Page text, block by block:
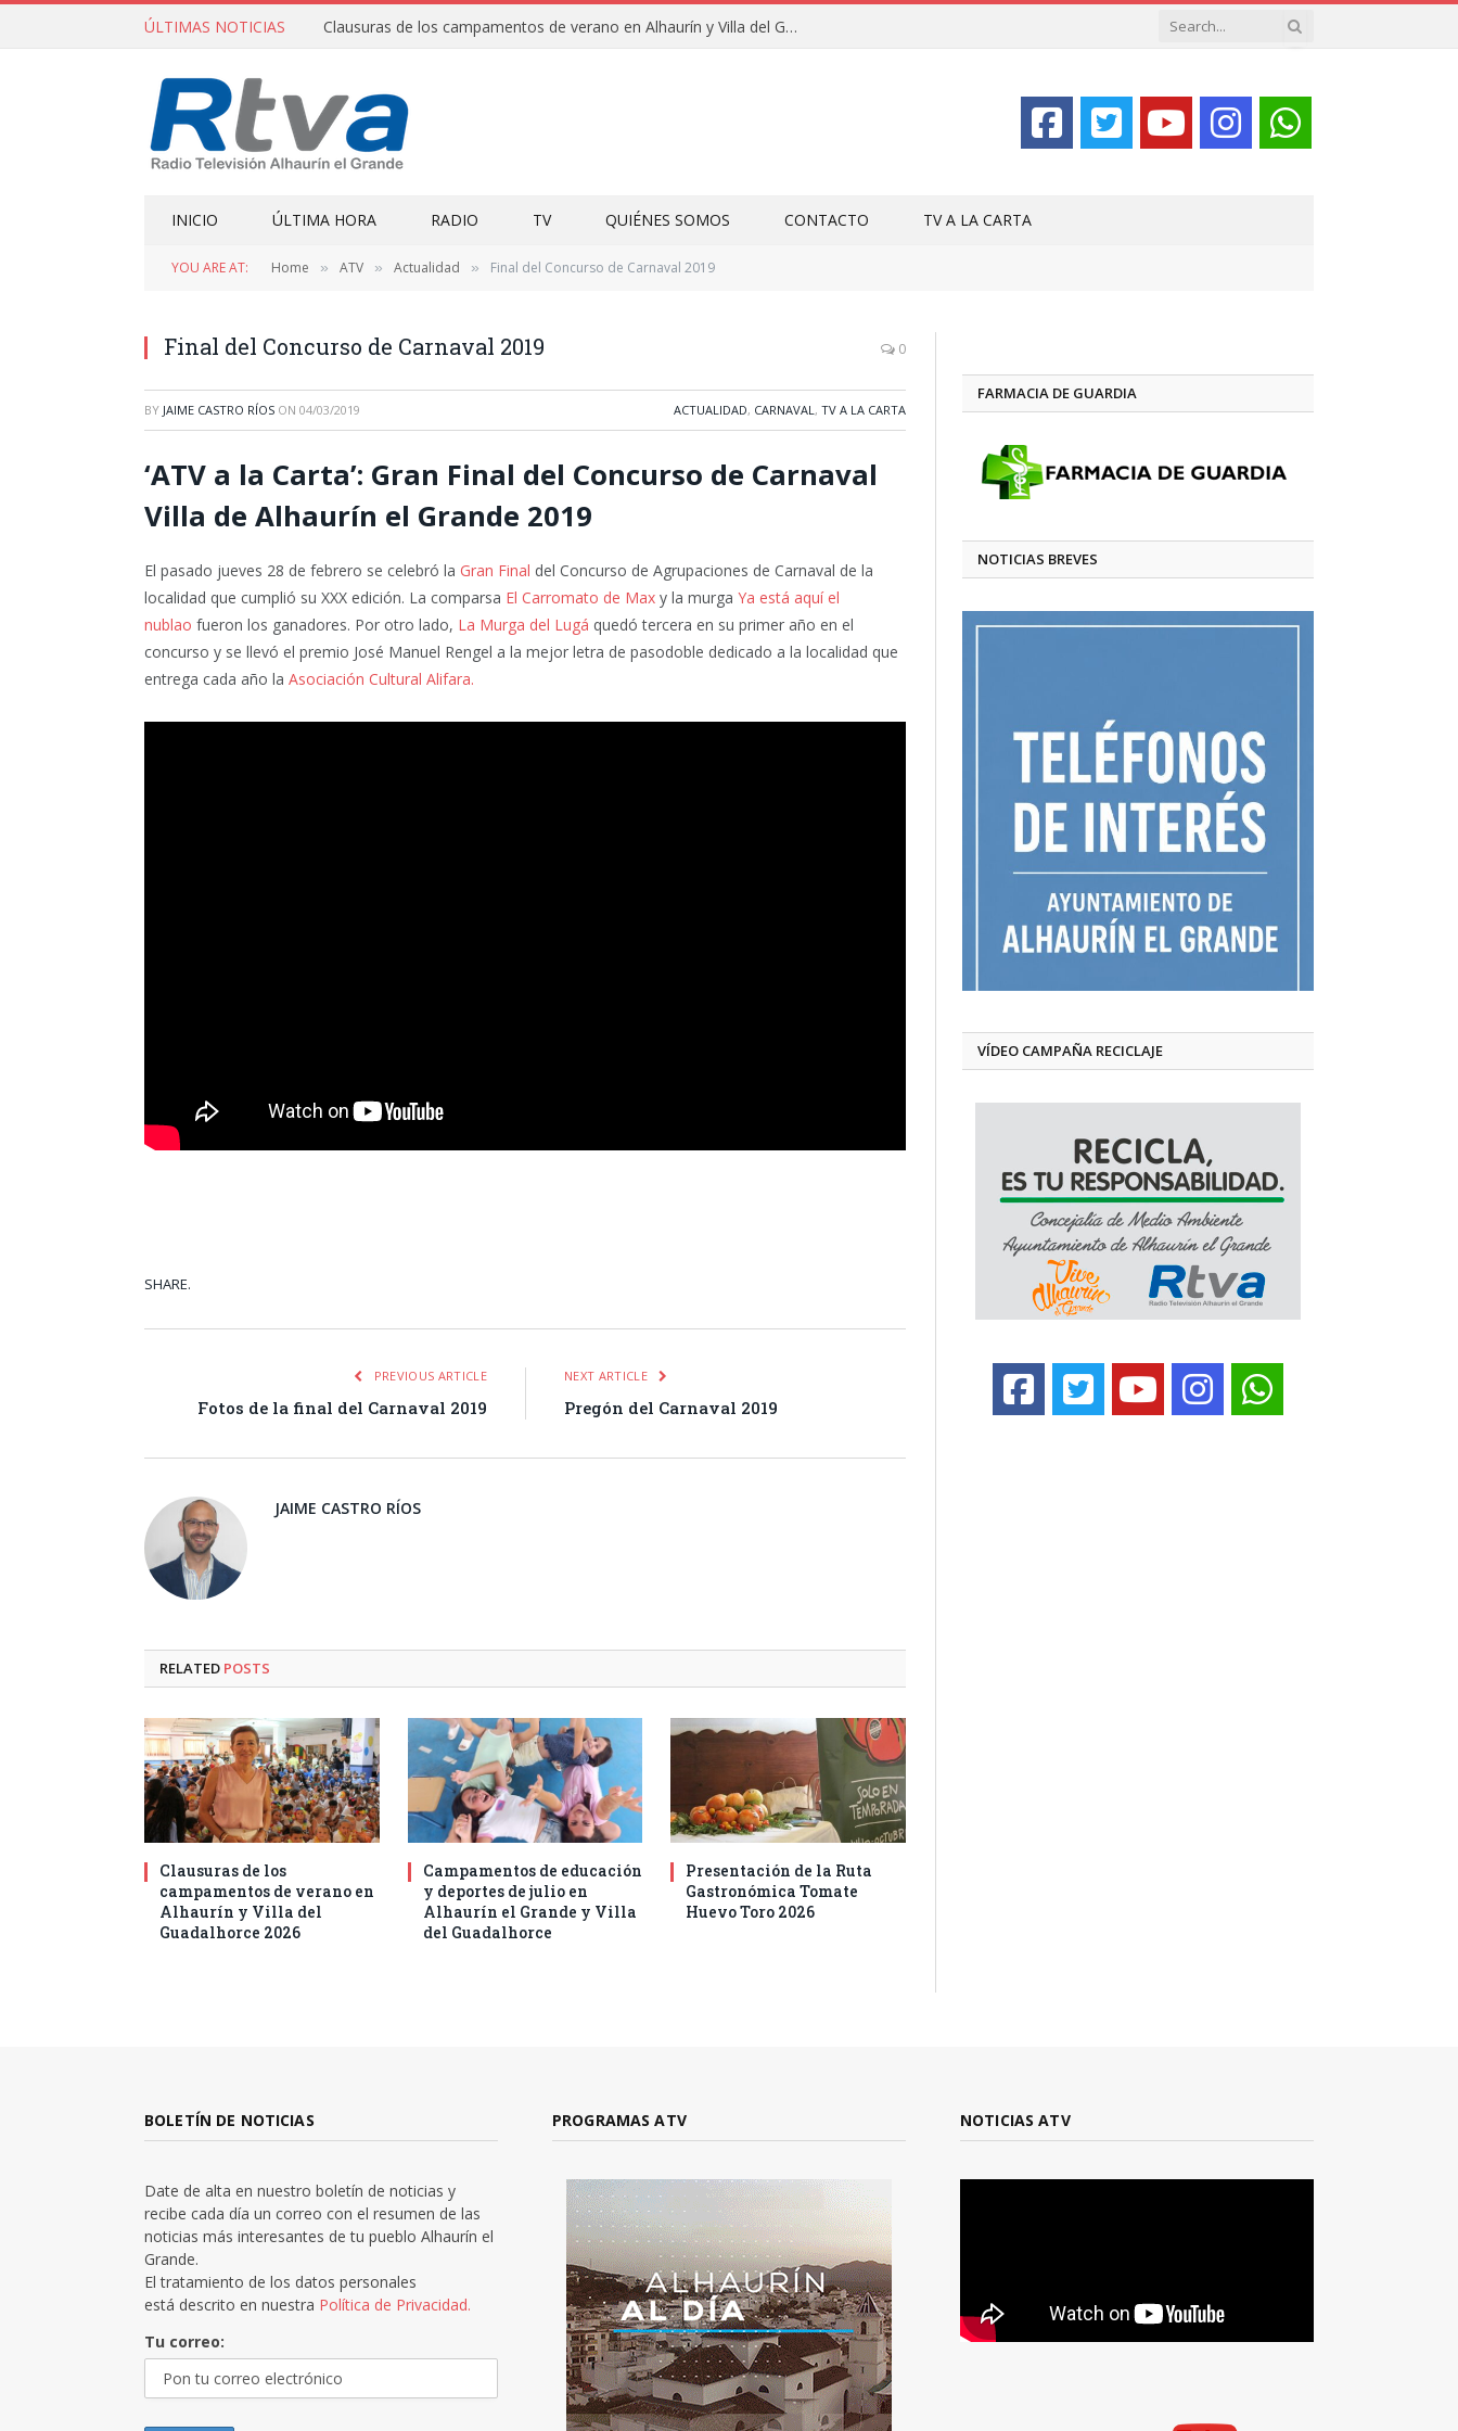
ÚLTIMAS NOTICIAS Clausuras de los campamentos de verano en Alhaurín y Villa del Guadalhorce 2026
INICIO ÚLTIMA HORA RADIO TV QUIÉNES SOMOS CONTACTO TV A LA CARTA
YOU ARE AT: Home » ATV » Actualidad » Final del Concurso de Carnaval 2019
Final del Concurso de Carnaval 2019 0
BY JAIME CASTRO RÍOS ON 04/03/2019 ACTUALIDAD, CARNAVAL, TV A LA CARTA
‘ATV a la Carta’: Gran Final del Concurso de Carnaval
Villa de Alhaurín el Grande 2019
El pasado jueves 28 de febrero se celebró la Gran Final del Concurso de Agrupaciones de Carnaval de la
localidad que cumplió su XXX edición. La comparsa El Carromato de Max y la murga Ya está aquí el
nublao fueron los ganadores. Por otro lado, La Murga del Lugá quedó tercera en su primer año en el
concurso y se llevó el premio José Manuel Rengel a la mejor letra de pasodoble dedicado a la localidad que
entrega cada año la Asociación Cultural Alifara.
SHARE.
PREVIOUS ARTICLE
Fotos de la final del Carnaval 2019
NEXT ARTICLE
Pregón del Carnaval 2019
JAIME CASTRO RÍOS
RELATED POSTS
Clausuras de los
campamentos de verano en
Alhaurín y Villa del
Guadalhorce 2026
Campamentos de educación
y deportes de julio en
Alhaurín el Grande y Villa
del Guadalhorce
Presentación de la Ruta
Gastronómica Tomate
Huevo Toro 2026
FARMACIA DE GUARDIA
NOTICIAS BREVES
VÍDEO CAMPAÑA RECICLAJE
BOLETÍN DE NOTICIAS
Date de alta en nuestro boletín de noticias y
recibe cada día un correo con el resumen de las
noticias más interesantes de tu pueblo Alhaurín el
Grande.
El tratamiento de los datos personales
está descrito en nuestra Política de Privacidad.
Tu correo:
PROGRAMAS ATV NOTICIAS ATV